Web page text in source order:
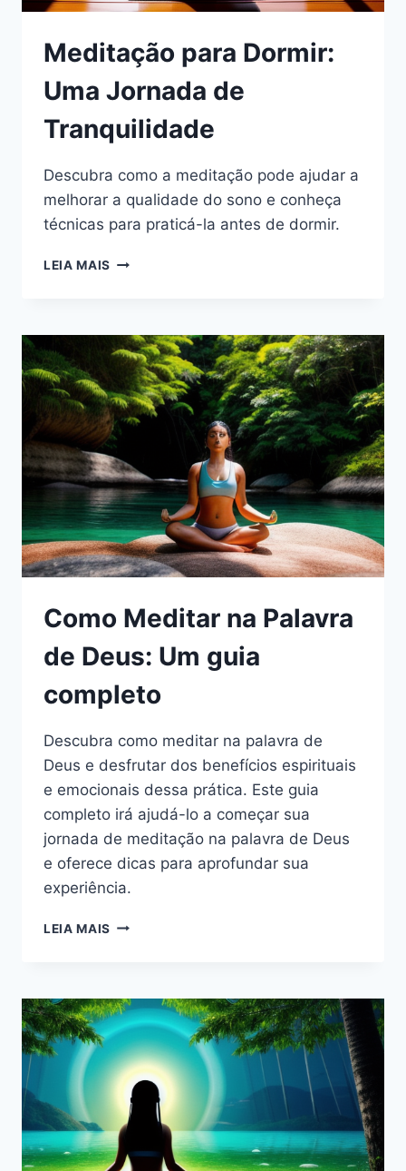
Meditação para Dormir:
Uma Jornada de
Tranquilidade
Descubra como a meditação pode ajudar a
melhorar a qualidade do sono e conheça
técnicas para praticá-la antes de dormir.
LEIA MAIS MEDITAÇÃO
JORNADA
DE
TRANQUILIDADE
Como Meditar na Palavra
de Deus: Um guia
completo
Descubra como meditar na palavra de
Deus e desfrutar dos benefícios espirituais
e emocionais dessa prática. Este guia
completo irá ajudá-lo a começar sua
jornada de meditação na palavra de Deus
e oferece dicas para aprofundar sua
experiência.
LEIA MAIS COMO
DE
DEUS:
UM
GUIA
COMPLETO